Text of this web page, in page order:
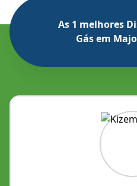
As 1 melhores
Gás em